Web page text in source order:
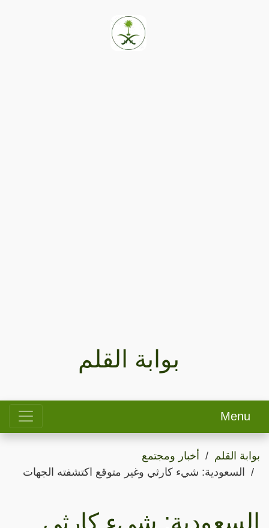
بوابة القلم
Menu
بوابة القلم
أخبار ومجتمع
السعودية: شيء كارثي وغير متوقع اكتشفته الجهات
السعودية: شيء كارثي